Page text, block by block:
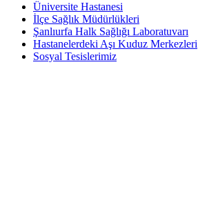
Üniversite Hastanesi
İlçe Sağlık Müdürlükleri
Şanlıurfa Halk Sağlığı Laboratuvarı
Hastanelerdeki Aşı Kuduz Merkezleri
Sosyal Tesislerimiz